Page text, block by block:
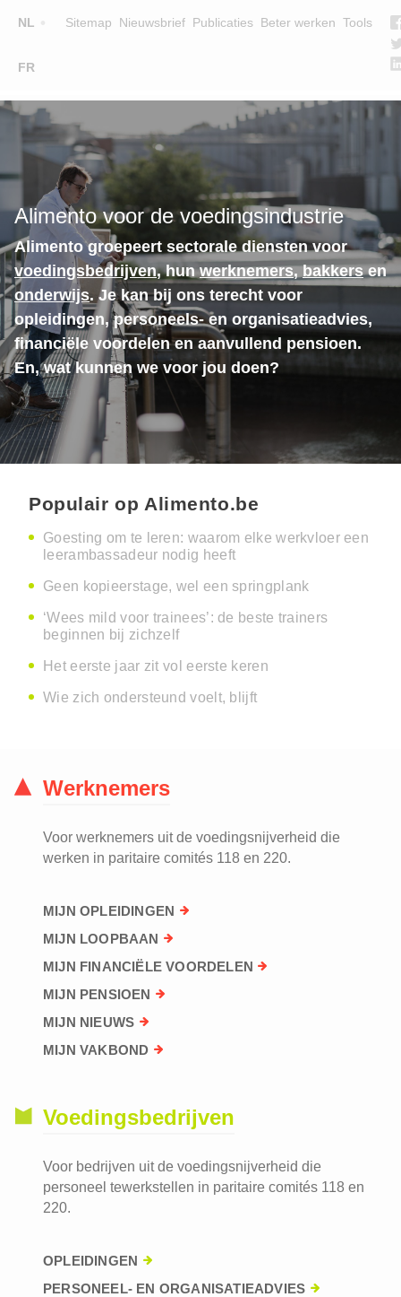
NL
FR
Sitemap Nieuwsbrief Publicaties Beter werken Tools
Main
navigation
OPLEIDINGEN
LESGEVERS
WIE ZIJN WE
TEAM
CONTACT
ZOEK EEN OPLEIDING
Alimento voor de voedingsindustrie
Alimento groepeert sectorale diensten voor
voedingsbedrijven, hunwerknemers,bakkersen
onderwijs. Je kan bij ons terecht voor
opleidingen, personeels- en organisatieadvies,
financiële voordelen en aanvullend pensioen.
En, wat kunnen we voor jou doen?
Populair op Alimento.be
Goesting om te leren: waarom elke werkvloer een
leerambassadeur nodig heeft
Geen kopieerstage, wel een springplank
‘Wees mild voor trainees’: de beste trainers
beginnen bij zichzelf
Het eerste jaar zit vol eerste keren
Wie zich ondersteund voelt, blijft
Werknemers
Voor werknemers uit de voedingsnijverheid die
werken in paritaire comités 118 en 220.
MIJN OPLEIDINGEN
MIJN LOOPBAAN
MIJN FINANCIËLE VOORDELEN
MIJN PENSIOEN
MIJN NIEUWS
MIJN VAKBOND
Voedingsbedrijven
Voor bedrijven uit de voedingsnijverheid die
personeel tewerkstellen in paritaire comités 118 en
220.
OPLEIDINGEN
PERSONEEL- EN ORGANISATIEADVIES